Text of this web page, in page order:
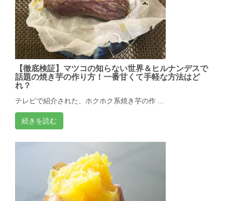
【徹底検証】マツコの知らない世界＆ヒルナンデスで
話題の焼き芋の作り方！一番甘くて手軽な方法はど
れ？
テレビで紹介された、ホクホク系焼き芋の作 ...
続きを読む